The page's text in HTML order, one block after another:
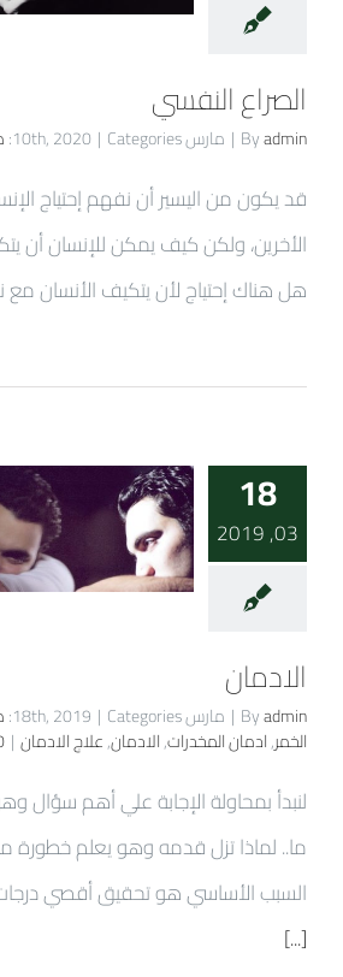
الصراع النفسي
Byadmin
| مارس 10th, 2020 | Categories:
قد يكون من اليسير أن نفهم إحتياج
الأخرين، ولكن كيف يمكن للإنسان أن
هل هناك إحتياج لأن يتكيف الأنسان
18
03, 2019
الادمان
Byadmin
| مارس 18th, 2019 | Categories:
الخمر,ادمان المخدرات,الادمان,علاج الادمان |
لنبدأ بمحاولة الإجابة علي أهم سؤال
ما.. لماذا تزل قدمه وهو يعلم خطورة
السبب الأساسي هو تحقيق أقصي درجات
[...]